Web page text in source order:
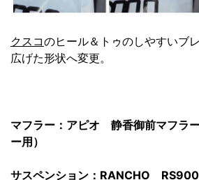
クスコのヒール＆トゥのしやすいブ
広げた形状へ変更。
マフラー：アピオ 静香御前マフラ
ー用）
サスペンション：RANCHO